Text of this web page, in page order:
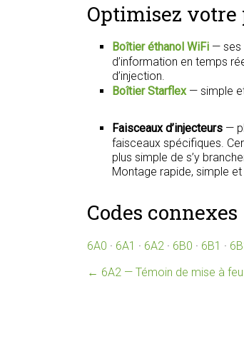
Optimisez votre
Boîtier éthanol WiFi — ses
d’information en temps
d’injection.
Boîtier Starflex— simple
Faisceaux d’injecteurs —
faisceaux spécifiques.
plus simple de s’y
Montage rapide, simple
Codes connexes
6A0 · 6A1 · 6A2 · 6B0 · 6B1 ·
← 6A2 — Témoin de mise à